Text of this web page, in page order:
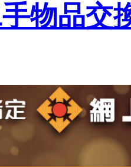
物品交